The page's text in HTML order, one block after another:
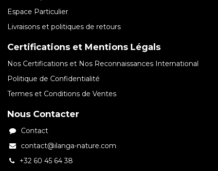
Espace Particulier
Livraisons et politiques de retours
Certifications et Mentions Légals
Nos Certifications et Nos Reconnaissances International
Politique de Confidentialité
Termes et Conditions de Ventes
Nous Contacter
Contact
contact@ilanga-nature.com
+32 60 45 64 38